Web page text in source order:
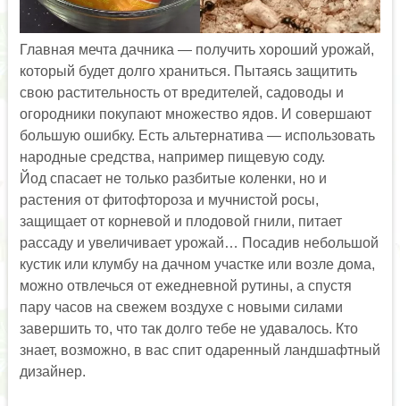
Главная мечта дачника — получить хороший урожай,
который будет долго храниться. Пытаясь защитить
свою растительность от вредителей, садоводы и
огородники покупают множество ядов. И совершают
большую ошибку. Есть альтернатива — использовать
народные средства, например пищевую соду.
Йод спасает не только разбитые коленки, но и
растения от фитофтороза и мучнистой росы,
защищает от корневой и плодовой гнили, питает
рассаду и увеличивает урожай… Посадив небольшой
кустик или клумбу на дачном участке или возле дома,
можно отвлечься от ежедневной рутины, а спустя
пару часов на свежем воздухе с новыми силами
завершить то, что так долго тебе не удавалось. Кто
знает, возможно, в вас спит одаренный ландшафтный
дизайнер.